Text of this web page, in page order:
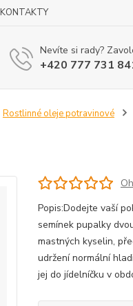
KONTAKTY
Nevíte si rady?
+420 777 731
Rostlinné oleje potravinové
Popis:Dodejte vaší
semínek pupalky
mastných kyselin,
udržení normální
jej do jídelníčku v